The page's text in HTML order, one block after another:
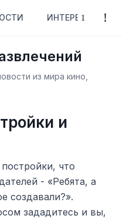
ИНТЕРЕСНОЕ
из мира кино,
и
что
- «Ребята, а
создавали?».
зададитесь и вы,